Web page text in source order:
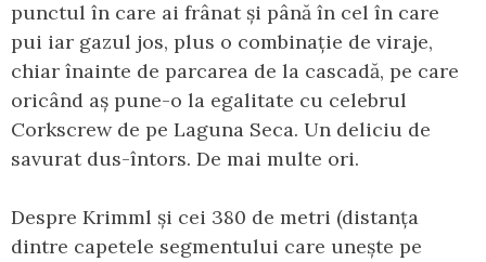
punctul în care ai frânat și până în cel în care
pui iar gazul jos, plus o combinație de viraje,
chiar înainte de parcarea de la cascadă, pe care
oricând aș pune-o la egalitate cu celebrul
Corkscrew de pe Laguna Seca. Un deliciu de
savurat dus-întors. De mai multe ori.
Despre Krimml și cei 380 de metri (distanța
dintre capetele segmentului care unește pe